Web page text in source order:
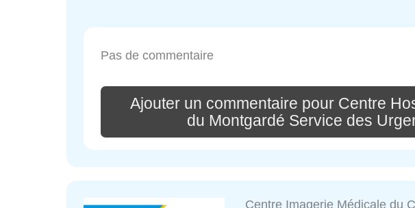
Pas de commentaire
Ajouter un commentaire pour Centre
du Montgardé Service des
Centre Imagerie Médicale du